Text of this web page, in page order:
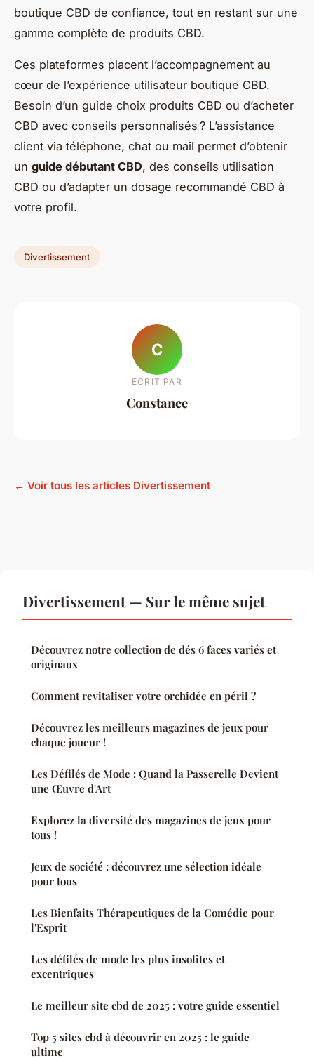
boutique CBD de confiance, tout en restant sur une
gamme complète de produits CBD.
Ces plateformes placent l’accompagnement au
cœur de l’expérience utilisateur boutique CBD.
Besoin d’un guide choix produits CBD ou d’acheter
CBD avec conseils personnalisés ? L’assistance
client via téléphone, chat ou mail permet d’obtenir
un guide débutant CBD, des conseils utilisation
CBD ou d’adapter un dosage recommandé CBD à
votre profil.
Divertissement
C
ECRIT PAR
Constance
← Voir tous les articles Divertissement
Divertissement — Sur le même sujet
Découvrez notre collection de dés 6 faces variés et
originaux
Comment revitaliser votre orchidée en péril ?
Découvrez les meilleurs magazines de jeux pour
chaque joueur !
Les Défilés de Mode : Quand la Passerelle Devient
une Œuvre d'Art
Explorez la diversité des magazines de jeux pour
tous !
Jeux de société : découvrez une sélection idéale
pour tous
Les Bienfaits Thérapeutiques de la Comédie pour
l'Esprit
Les défilés de mode les plus insolites et
excentriques
Le meilleur site cbd de 2025 : votre guide essentiel
Top 5 sites cbd à découvrir en 2025 : le guide
ultime